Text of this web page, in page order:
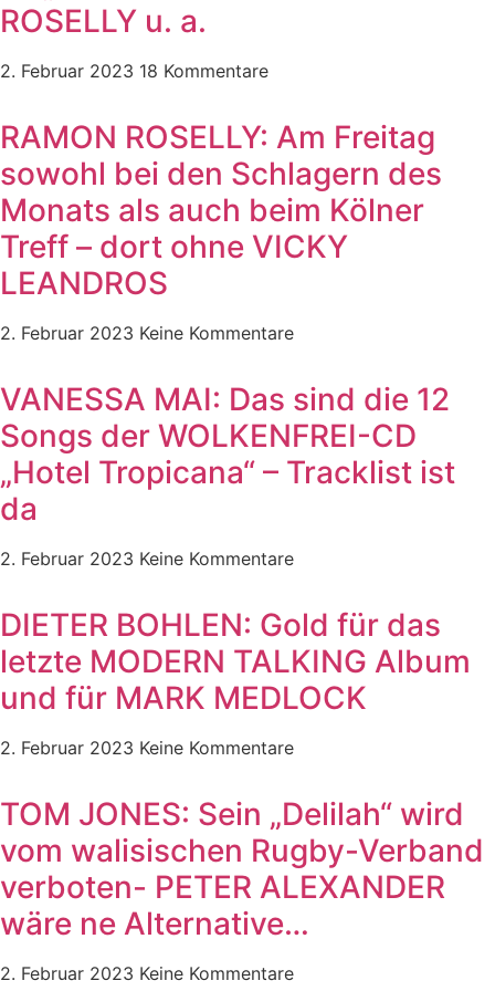
ROSELLY u. a.
2. Februar 2023 18 Kommentare
RAMON ROSELLY: Am Freitag
sowohl bei den Schlagern des
Monats als auch beim Kölner
Treff – dort ohne VICKY
LEANDROS
2. Februar 2023 Keine Kommentare
VANESSA MAI: Das sind die 12
Songs der WOLKENFREI-CD
„Hotel Tropicana“ – Tracklist ist
da
2. Februar 2023 Keine Kommentare
DIETER BOHLEN: Gold für das
letzte MODERN TALKING Album
und für MARK MEDLOCK
2. Februar 2023 Keine Kommentare
TOM JONES: Sein „Delilah“ wird
vom walisischen Rugby-Verband
verboten- PETER ALEXANDER
wäre ne Alternative…
2. Februar 2023 Keine Kommentare